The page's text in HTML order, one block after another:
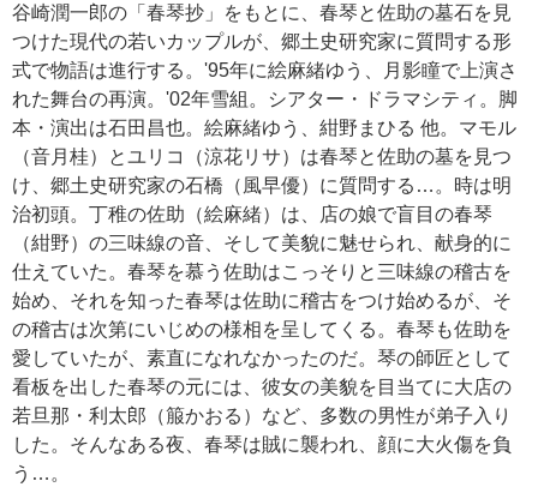
谷崎潤一郎の「春琴抄」をもとに、春琴と佐助の墓石を見
つけた現代の若いカップルが、郷土史研究家に質問する形
式で物語は進行する。'95年に絵麻緒ゆう、月影瞳で上演さ
れた舞台の再演。'02年雪組。シアター・ドラマシティ。脚
本・演出は石田昌也。絵麻緒ゆう、紺野まひる 他。マモル
（音月桂）とユリコ（涼花リサ）は春琴と佐助の墓を見つ
け、郷土史研究家の石橋（風早優）に質問する…。時は明
治初頭。丁稚の佐助（絵麻緒）は、店の娘で盲目の春琴
（紺野）の三味線の音、そして美貌に魅せられ、献身的に
仕えていた。春琴を慕う佐助はこっそりと三味線の稽古を
始め、それを知った春琴は佐助に稽古をつけ始めるが、そ
の稽古は次第にいじめの様相を呈してくる。春琴も佐助を
愛していたが、素直になれなかったのだ。琴の師匠として
看板を出した春琴の元には、彼女の美貌を目当てに大店の
若旦那・利太郎（箙かおる）など、多数の男性が弟子入り
した。そんなある夜、春琴は賊に襲われ、顔に大火傷を負
う…。